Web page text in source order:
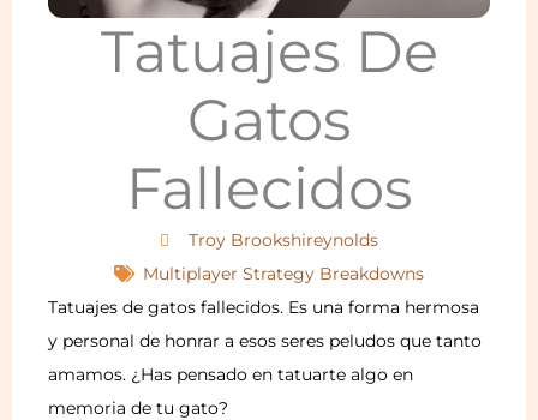
Tatuajes De
Gatos
Fallecidos
Troy Brookshireynolds
Multiplayer Strategy Breakdowns
Tatuajes de gatos fallecidos. Es una forma hermosa
y personal de honrar a esos seres peludos que tanto
amamos. ¿Has pensado en tatuarte algo en
memoria de tu gato?